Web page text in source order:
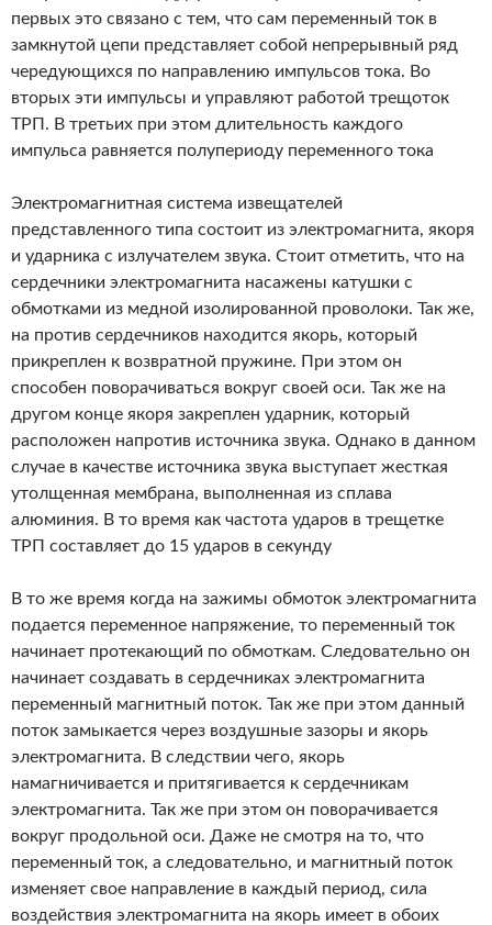
первых это связано с тем, что сам переменный ток в
замкнутой цепи представляет собой непрерывный ряд
чередующихся по направлению импульсов тока. Во
вторых эти импульсы и управляют работой трещоток
ТРП. В третьих при этом длительность каждого
импульса равняется полупериоду переменного тока
Электромагнитная система извещателей
представленного типа состоит из электромагнита, якоря
и ударника с излучателем звука. Стоит отметить, что на
сердечники электромагнита насажены катушки с
обмотками из медной изолированной проволоки. Так же,
на против сердечников находится якорь, который
прикреплен к возвратной пружине. При этом он
способен поворачиваться вокруг своей оси. Так же на
другом конце якоря закреплен ударник, который
расположен напротив источника звука. Однако в данном
случае в качестве источника звука выступает жесткая
утолщенная мембрана, выполненная из сплава
алюминия. В то время как частота ударов в трещетке
ТРП составляет до 15 ударов в секунду
В то же время когда на зажимы обмоток электромагнита
подается переменное напряжение, то переменный ток
начинает протекающий по обмоткам. Следовательно он
начинает создавать в сердечниках электромагнита
переменный магнитный поток. Так же при этом данный
поток замыкается через воздушные зазоры и якорь
электромагнита. В следствии чего, якорь
намагничивается и притягивается к сердечникам
электромагнита. Так же при этом он поворачивается
вокруг продольной оси. Даже не смотря на то, что
переменный ток, а следовательно, и магнитный поток
изменяет свое направление в каждый период, сила
воздействия электромагнита на якорь имеет в обоих